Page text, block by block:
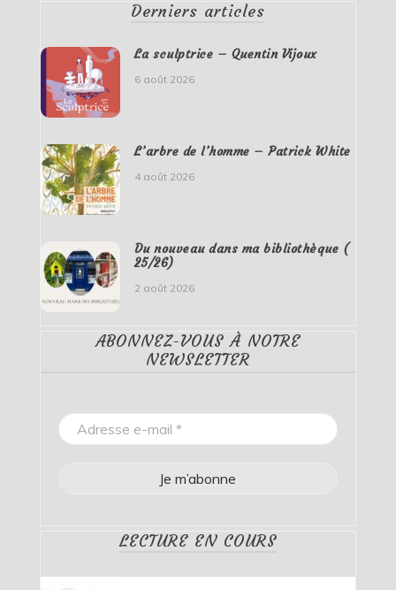
Derniers articles
La sculptrice – Quentin Vijoux
6 août 2026
L’arbre de l’homme – Patrick White
4 août 2026
Du nouveau dans ma bibliothèque (
25/26)
2 août 2026
ABONNEZ-VOUS À NOTRE
NEWSLETTER
LECTURE EN COURS